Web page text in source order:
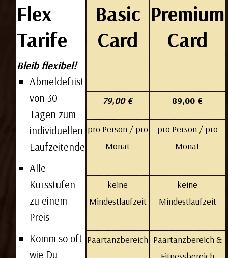
Flex
Tarife
Bleib flexibel!
Abmeldefrist
von 30
Tagen zum
individuellen
Laufzeitende
Alle
Kursstufen
zu einem
Preis
Komm so oft
wie Du
Basic
Card
Premium
Card
79,00 € 89,00 €
​pro Person / pro
Monat
pro Person / pro
Monat
keine
Mindestlaufzeit
keine
Mindestlaufzeit
Paartanzbereich Paartanzbereich &